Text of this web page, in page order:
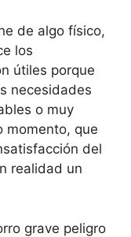
de algo físico,
los
útiles porque
necesidades
o muy
momento, que
del
realidad un
grave peligro